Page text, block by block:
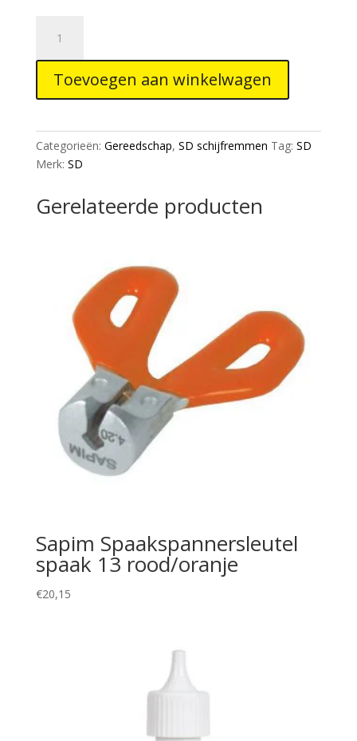
Bengal
hydraulic
hose
cutter
Toevoegen aan winkelwagen
Categorieën: Gereedschap, SD schijfremmen Tag: SD
Merk: SD
Gerelateerde producten
Sapim Spaakspannersleutel
spaak 13 rood/oranje
€20,15